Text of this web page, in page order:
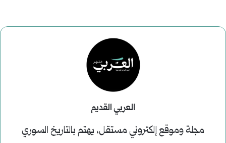
العربي القديم
مجلة وموقع إلكتروني مستقل، يهتم بالتاريخ السوري